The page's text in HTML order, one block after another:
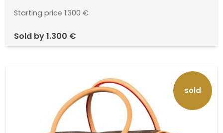
original.. Medidas: 22 x 12 x 18 cm.
Starting price 1.300 €
sold by1.300 €
sold